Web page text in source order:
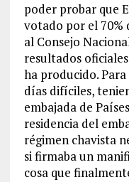
poder probar que
votado por el 70%
al Consejo
resultados
ha producido.
días difíciles,
embajada de
residencia del
régimen chavista
si firmaba un
cosa que